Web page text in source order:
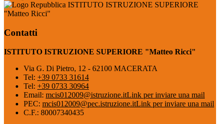
ISTITUTO ISTRUZIONE SUPERIORE
"Matteo Ricci"
Contatti
ISTITUTO ISTRUZIONE SUPERIORE "Matteo Ricci"
Via G. Di Pietro, 12 - 62100 MACERATA
Tel: +39 0733 31614
Tel: +39 0733 30964
Email: mcis012009@istruzione.itLink per inviare una mail
PEC: mcis012009@pec.istruzione.itLink per inviare una mail
C.F.: 80007340435